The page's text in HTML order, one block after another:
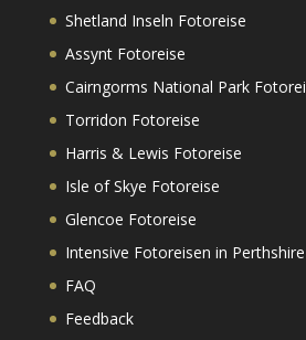
Shetland Inseln Fotoreise
Assynt Fotoreise
Cairngorms National Park
Torridon Fotoreise
Harris & Lewis Fotoreise
Isle of Skye Fotoreise
Glencoe Fotoreise
Intensive Fotoreisen in Perthshire
FAQ
Feedback